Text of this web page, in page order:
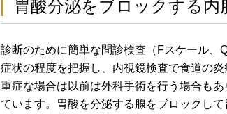
胃酸分泌をブロックする内
診断のために簡単な問診検査（Fスケール
症状の程度を把握し、内視鏡検査で食道の炎
重症な場合は以前は外科手術を行う場合も
ています。胃酸を分泌する腺をブロックし